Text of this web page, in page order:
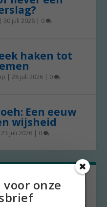
| 30 juli 2026 | 0
haken tot
|28 juli 2026 | 0
Een eeuw
wijsheid
23 juli 2026 | 0
onze